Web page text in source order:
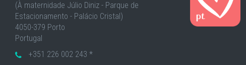
(À maternidade Júlio Diniz - Parque de
Estacionamento - Palácio Cristal)
4050-379 Porto
Portugal
+351 226 002 243 *